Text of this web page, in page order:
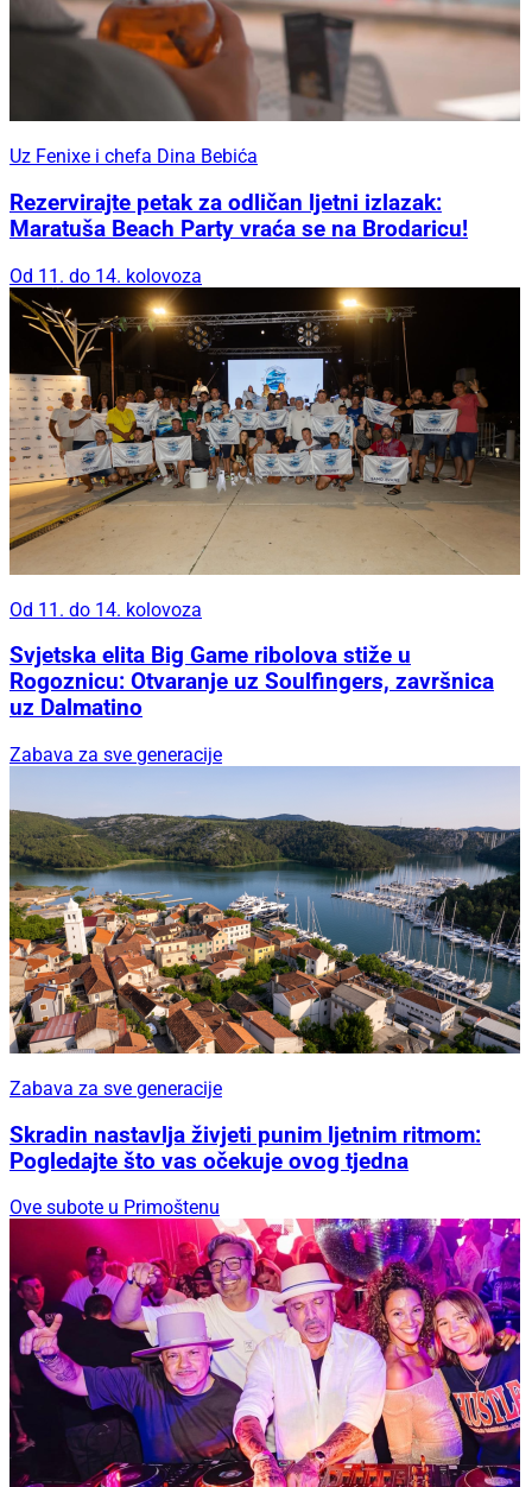
Uz Fenixe i chefa Dina Bebića
Rezervirajte petak za odličan ljetni izlazak:
Maratuša Beach Party vraća se na Brodaricu!
Od 11. do 14. kolovoza
Od 11. do 14. kolovoza
Svjetska elita Big Game ribolova stiže u
Rogoznicu: Otvaranje uz Soulfingers, završnica
uz Dalmatino
Zabava za sve generacije
Zabava za sve generacije
Skradin nastavlja živjeti punim ljetnim ritmom:
Pogledajte što vas očekuje ovog tjedna
Ove subote u Primoštenu